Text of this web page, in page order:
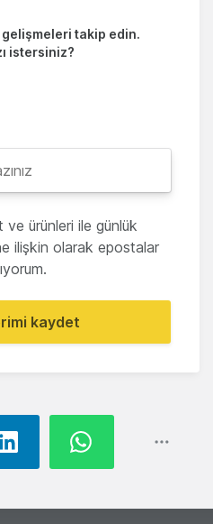
takip edin.
istersiniz?
ürünleri ile günlük
ilişkin olarak epostalar
kaydet